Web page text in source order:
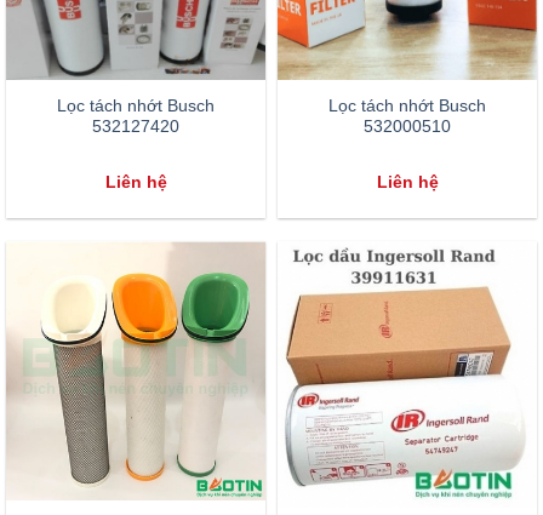
Lọc tách nhớt Busch
532127420
Liên hệ
Lọc tách nhớt Busch
532000510
Liên hệ